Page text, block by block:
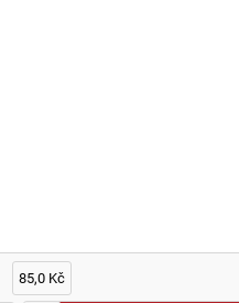
85,0 Kč